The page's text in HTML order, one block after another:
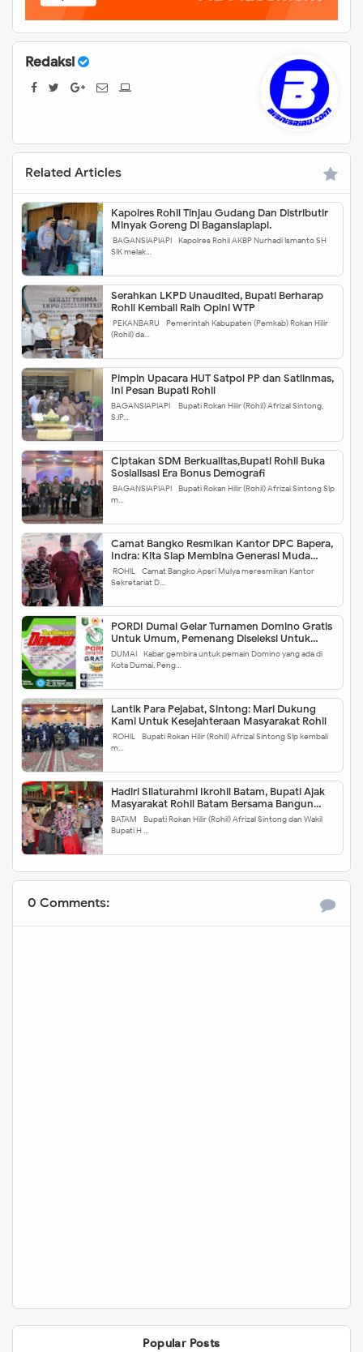
Redaksi
Related Articles
Kapolres Rohil Tinjau Gudang Dan Distributir
Minyak Goreng Di Bagansiapiapi.
BAGANSIAPIAPI - Kapolres Rohil AKBP Nurhadi Ismanto SH
SIK melak…
Serahkan LKPD Unaudited, Bupati Berharap
Rohil Kembali Raih Opini WTP
PEKANBARU - Pemerintah Kabupaten (Pemkab) Rokan Hilir
(Rohil) da…
Pimpin Upacara HUT Satpol PP dan Satlinmas,
Ini Pesan Bupati Rohil
BAGANSIAPIAPI - Bupati Rokan Hilir (Rohil) Afrizal Sintong,
S.IP…
Ciptakan SDM Berkualitas,Bupati Rohil Buka
Sosialisasi Era Bonus Demografi
BAGANSIAPIAPI - Bupati Rokan Hilir (Rohil) Afrizal Sintong SIp
m…
Camat Bangko Resmikan Kantor DPC Bapera,
Indra: Kita Siap Membina Generasi Muda
Kearah Lebih Baik
ROHIL - Camat Bangko Apsri Mulya meresmikan Kantor
Sekretariat D…
PORDI Dumai Gelar Turnamen Domino Gratis
Untuk Umum, Pemenang Diseleksi Untuk
Kejuaraan Riau
DUMAI - Kabar gembira untuk pemain Domino yang ada di
Kota Dumai, Peng…
Lantik Para Pejabat, Sintong: Mari Dukung
Kami Untuk Kesejahteraan Masyarakat Rohil
ROHIL - Bupati Rokan Hilir (Rohil) Afrizal Sintong SIp kembali
m…
Hadiri Silaturahmi Ikrohil Batam, Bupati Ajak
Masyarakat Rohil Batam Bersama Bangun
Daerah
BATAM - Bupati Rokan Hilir (Rohil) Afrizal Sintong dan Wakil
Bupati H …
0 Comments:
Popular Posts